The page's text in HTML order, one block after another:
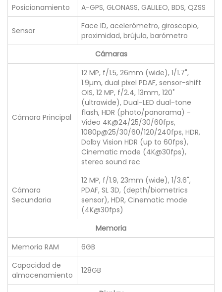
Posicionamiento
A-GPS, GLONASS, GALILEO, BDS, QZSS
Sensor
Face ID, acelerómetro, giroscopio,
proximidad, brújula, barómetro
Cámaras
Cámara Principal
12 MP, f/1.5, 26mm (wide), 1/1.7",
1.9µm, dual pixel PDAF, sensor-shift
OIS, 12 MP, f/2.4, 13mm, 120˚
(ultrawide), Dual-LED dual-tone
flash, HDR (photo/panorama) -
Video 4K@24/25/30/60fps,
1080p@25/30/60/120/240fps, HDR,
Dolby Vision HDR (up to 60fps),
Cinematic mode (4K@30fps),
stereo sound rec
Cámara
Secundaria
12 MP, f/1.9, 23mm (wide), 1/3.6",
PDAF, SL 3D, (depth/biometrics
sensor), HDR, Cinematic mode
(4K@30fps)
Memoria
Memoria RAM
6GB
Capacidad de
almacenamiento
128GB